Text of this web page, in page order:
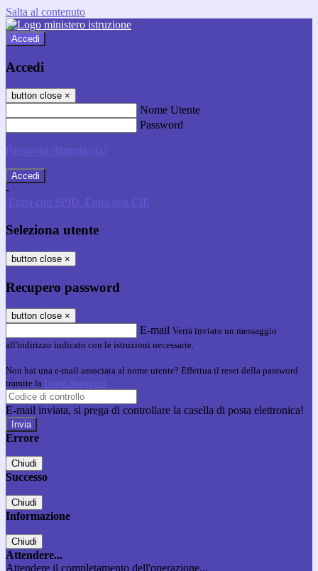
Salta al contenuto
Accedi
Accedi
button close ×
Nome Utente
Password
Password dimenticata?
-
Entra con SPID Entra con CIE
Seleziona utente
button close ×
Recupero password
button close ×
E-mail Verrà inviato un messaggio
all'indirizzo indicato con le istruzioni necessarie.
Non hai una e-mail associata al nome utente? Effettua il reset della password
tramite la Login Spaggiari
E-mail inviata, si prega di controllare la casella di posta elettronica!
Errore
Chiudi
Successo
Chiudi
Informazione
Chiudi
Attendere...
Attendere il completamento dell'operazione...